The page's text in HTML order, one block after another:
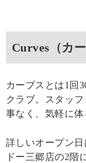
Curves（カ
カーブスとは1回
クラブ。スタッ
事なく、気軽に体
詳しいオープン
ドー三郷店の2階